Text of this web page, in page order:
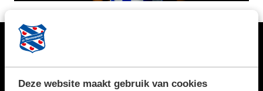
Deze website maakt gebruik van cookies